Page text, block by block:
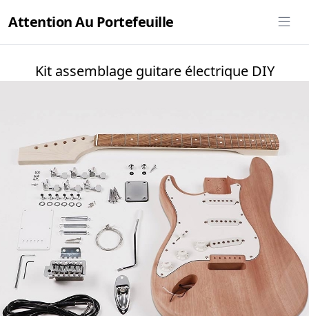
Attention Au Portefeuille
Kit assemblage guitare électrique DIY